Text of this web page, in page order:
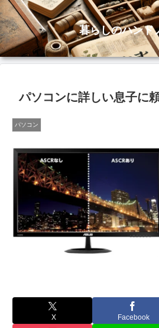
暮らしのハンド
パソコンに詳しい息子に
パソコン
X Facebook